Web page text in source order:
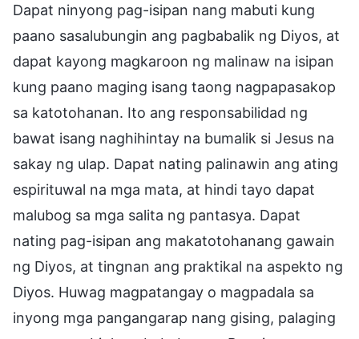
Dapat ninyong pag-isipan nang mabuti kung
paano sasalubungin ang pagbabalik ng Diyos, at
dapat kayong magkaroon ng malinaw na isipan
kung paano maging isang taong nagpapasakop
sa katotohanan. Ito ang responsabilidad ng
bawat isang naghihintay na bumalik si Jesus na
sakay ng ulap. Dapat nating palinawin ang ating
espirituwal na mga mata, at hindi tayo dapat
malubog sa mga salita ng pantasya. Dapat
nating pag-isipan ang makatotohanang gawain
ng Diyos, at tingnan ang praktikal na aspekto ng
Diyos. Huwag magpatangay o magpadala sa
inyong mga pangangarap nang gising, palaging